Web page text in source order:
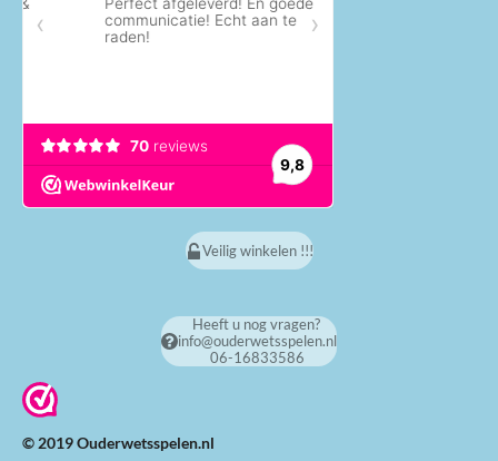
Veilig winkelen !!!
Heeft u nog vragen?
info@ouderwetsspelen.nl
06-16833586
© 2019 Ouderwetsspelen.nl